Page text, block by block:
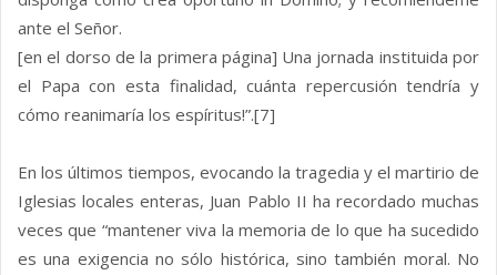
ante el Señor.
[en el dorso de la primera página] Una jornada instituida por
el Papa con esta finalidad, cuánta repercusión tendría y
cómo reanimaría los espíritus!”.[7]
En los últimos tiempos, evocando la tragedia y el martirio de
Iglesias locales enteras, Juan Pablo II ha recordado muchas
veces que “mantener viva la memoria de lo que ha sucedido
es una exigencia no sólo histórica, sino también moral. No